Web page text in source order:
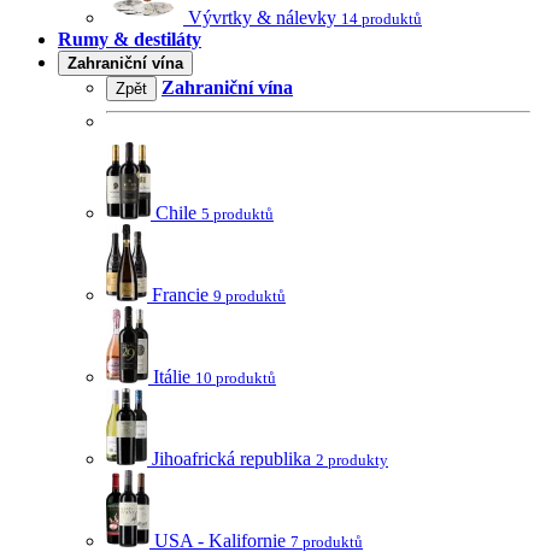
Vývrtky & nálevky 14 produktů
Rumy & destiláty
Zahraniční vína
Zpět
Zahraniční vína
Chile 5 produktů
Francie 9 produktů
Itálie 10 produktů
Jihoafrická republika 2 produkty
USA - Kalifornie 7 produktů